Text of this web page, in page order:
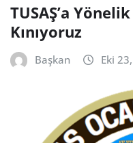
TUSAŞ’a
Kınıyoruz
Başkan Eki